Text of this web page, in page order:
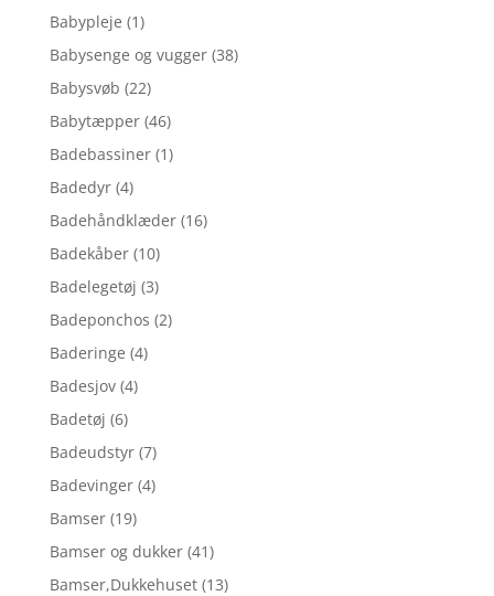
Babypleje (1)
Babysenge og vugger (38)
Babysvøb (22)
Babytæpper (46)
Badebassiner (1)
Badedyr (4)
Badehåndklæder (16)
Badekåber (10)
Badelegetøj (3)
Badeponchos (2)
Baderinge (4)
Badesjov (4)
Badetøj (6)
Badeudstyr (7)
Badevinger (4)
Bamser (19)
Bamser og dukker (41)
Bamser,Dukkehuset (13)